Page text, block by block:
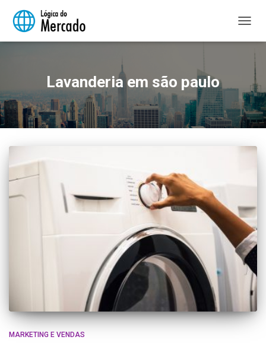
Lavanderia em são paulo
MARKETING E VENDAS